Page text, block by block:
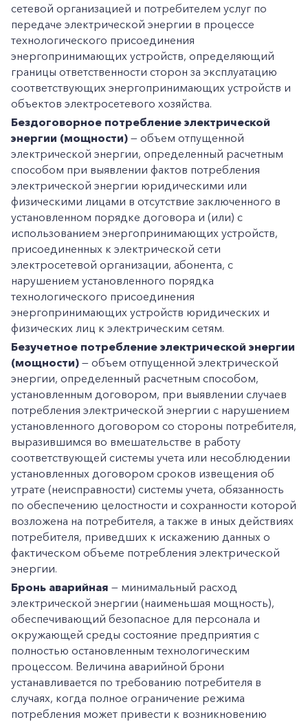
сетевой организацией и потребителем услуг по
передаче электрической энергии в процессе
технологического присоединения
энергопринимающих устройств, определяющий
границы ответственности сторон за эксплуатацию
соответствующих энергопринимающих устройств и
объектов электросетевого хозяйства.
Бездоговорное потребление электрической
энергии (мощности) — объем отпущенной
электрической энергии, определенный расчетным
способом при выявлении фактов потребления
электрической энергии юридическими или
физическими лицами в отсутствие заключенного в
установленном порядке договора и (или) с
использованием энергопринимающих устройств,
присоединенных к электрической сети
электросетевой организации, абонента, с
нарушением установленного порядка
технологического присоединения
энергопринимающих устройств юридических и
физических лиц к электрическим сетям.
Безучетное потребление электрической энергии
(мощности) — объем отпущенной электрической
энергии, определенный расчетным способом,
установленным договором, при выявлении случаев
потребления электрической энергии с нарушением
установленного договором со стороны потребителя,
выразившимся во вмешательстве в работу
соответствующей системы учета или несоблюдении
установленных договором сроков извещения об
утрате (неисправности) системы учета, обязанность
по обеспечению целостности и сохранности которой
возложена на потребителя, а также в иных действиях
потребителя, приведших к искажению данных о
фактическом объеме потребления электрической
энергии.
Бронь аварийная — минимальный расход
электрической энергии (наименьшая мощность),
обеспечивающий безопасное для персонала и
окружающей среды состояние предприятия с
полностью остановленным технологическим
процессом. Величина аварийной брони
устанавливается по требованию потребителя в
случаях, когда полное ограничение режима
потребления может привести к возникновению